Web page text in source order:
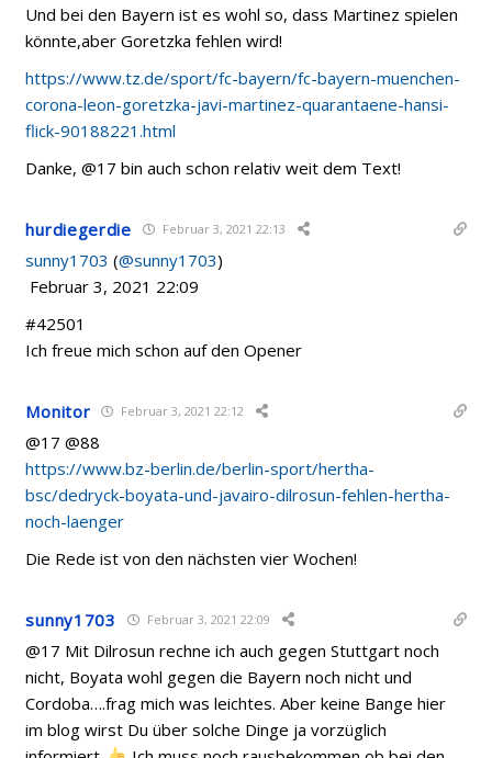
Und bei den Bayern ist es wohl so, dass Martinez spielen
könnte,aber Goretzka fehlen wird!
https://www.tz.de/sport/fc-bayern/fc-bayern-muenchen-
corona-leon-goretzka-javi-martinez-quarantaene-hansi-
flick-90188221.html
Danke, @17 bin auch schon relativ weit dem Text!
hurdiegerdie Februar 3, 2021 22:13
sunny1703 (@sunny1703)
Februar 3, 2021 22:09
#42501
Ich freue mich schon auf den Opener
Monitor Februar 3, 2021 22:12
@17 @88
https://www.bz-berlin.de/berlin-sport/hertha-
bsc/dedryck-boyata-und-javairo-dilrosun-fehlen-hertha-
noch-laenger
Die Rede ist von den nächsten vier Wochen!
sunny1703 Februar 3, 2021 22:09
@17 Mit Dilrosun rechne ich auch gegen Stuttgart noch
nicht, Boyata wohl gegen die Bayern noch nicht und
Cordoba….frag mich was leichtes. Aber keine Bange hier
im blog wirst Du über solche Dinge ja vorzüglich